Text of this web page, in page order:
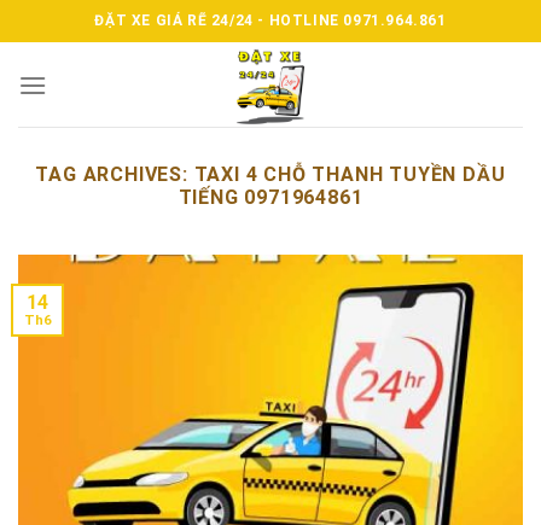
to
content
ĐẶT XE GIÁ RẼ 24/24 - HOTLINE 0971.964.861
TAG ARCHIVES: TAXI 4 CHỖ THANH TUYỀN DẦU
TIẾNG 0971964861
14
Th6